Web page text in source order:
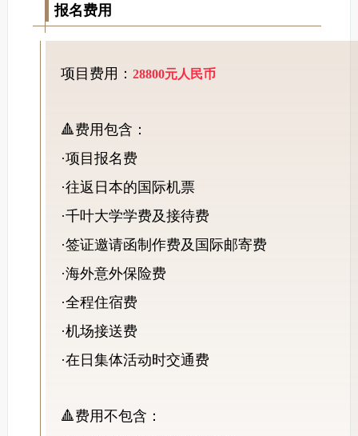
报名费用
项目费用： 28800元人民币
🔺费用包含：
·项目报名费
·往返日本的国际机票
·千叶大学学费及接待费
·签证邀请函制作费及国际邮寄费
·海外意外保险费
·全程住宿费
·机场接送费
·在日集体活动时交通费
🔺费用不包含：